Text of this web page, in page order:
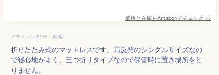
価格と在庫をAmazonでチェック >>
グラスマン(60代・男性)
折りたたみ式のマットレスです。高反発のシングルサイズなの
で寝心地がよく、三つ折りタイプなので保管時に置き場所をと
りません。